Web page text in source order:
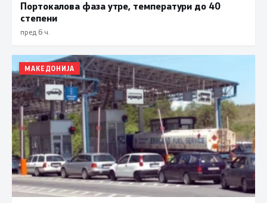
Портокалова фаза утре, температури до 40
степени
пред 6 ч.
МАКЕДОНИЈА